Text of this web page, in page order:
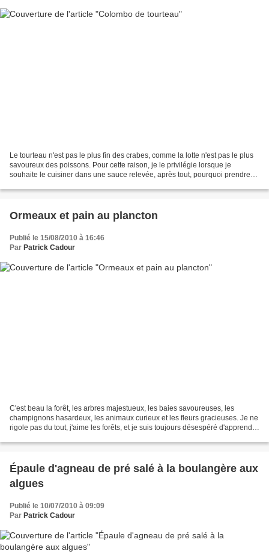
Le tourteau n'est pas le plus fin des crabes, comme la lotte n'est pas le plus
savoureux des poissons. Pour cette raison, je le privilégie lorsque je
souhaite le cuisiner dans une sauce relevée, après tout, pourquoi prendre
Ormeaux et pain au plancton
Publié le 15/08/2010 à 16:46
Par Patrick Cadour
C'est beau la forêt, les arbres majestueux, les baies savoureuses, les
champignons hasardeux, les animaux curieux et les fleurs gracieuses. Je ne
rigole pas du tout, j'aime les forêts, et je suis toujours désespéré d'apprendre
Épaule d'agneau de pré salé à la boulangère aux
algues
Publié le 10/07/2010 à 09:09
Par Patrick Cadour